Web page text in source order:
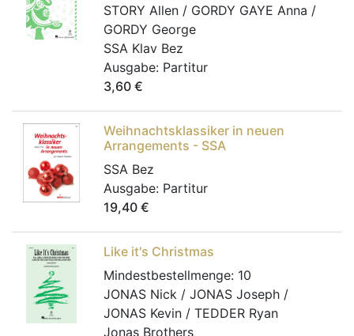
STORY Allen / GORDY GAYE Anna /
GORDY George
SSA Klav Bez
Ausgabe: Partitur
3,60 €
Weihnachtsklassiker in neuen
Arrangements - SSA
SSA Bez
Ausgabe: Partitur
19,40 €
Like it's Christmas
Mindestbestellmenge: 10
JONAS Nick / JONAS Joseph /
JONAS Kevin / TEDDER Ryan
Jonas Brothers